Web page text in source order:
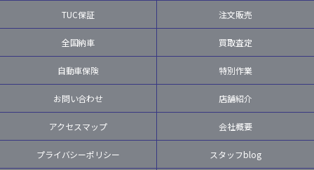
TUC保証 注文販売
全国納車 買取査定
自動車保険 特別作業
お問い合わせ 店舗紹介
アクセスマップ 会社概要
プライバシーポリシー スタッフblog